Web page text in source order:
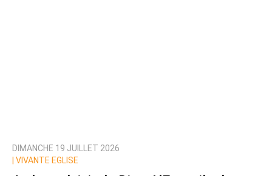
DIMANCHE 19 JUILLET 2026
VIVANTE EGLISE